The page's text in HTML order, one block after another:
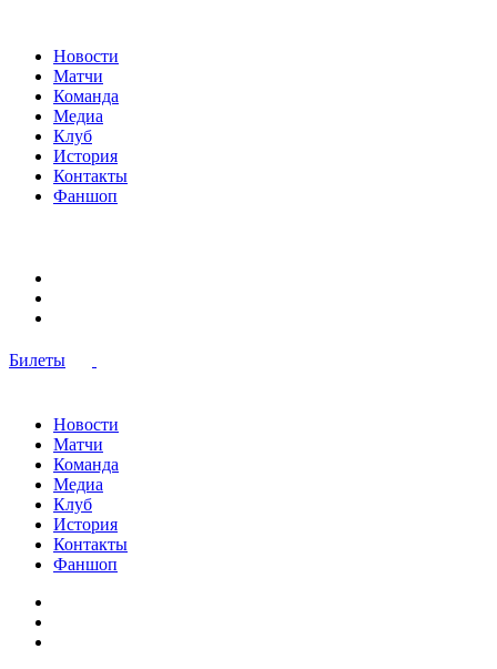
Новости
Матчи
Команда
Медиа
Клуб
История
Контакты
Фаншоп
Билеты
Новости
Матчи
Команда
Медиа
Клуб
История
Контакты
Фаншоп